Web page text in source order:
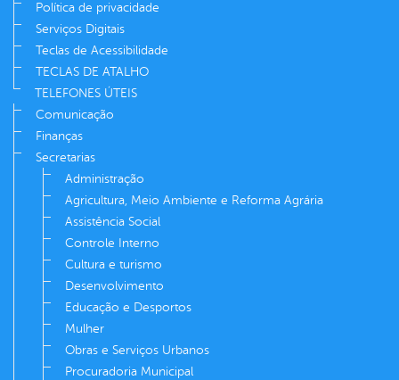
Política de privacidade
Serviços Digitais
Teclas de Acessibilidade
TECLAS DE ATALHO
TELEFONES ÚTEIS
Comunicação
Finanças
Secretarias
Administração
Agricultura, Meio Ambiente e Reforma Agrária
Assistência Social
Controle Interno
Cultura e turismo
Desenvolvimento
Educação e Desportos
Mulher
Obras e Serviços Urbanos
Procuradoria Municipal